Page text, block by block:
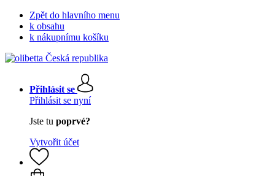
Zpět do hlavního menu
k obsahu
k nákupnímu košíku
Přihlásit se
Přihlásit se nyní
Jste tu poprvé?
Vytvořit účet